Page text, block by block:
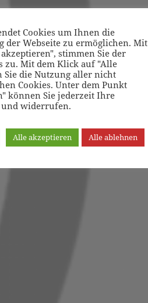
Cookies um Ihnen die
der Webseite zu ermöglichen. Mit
stimmen Sie der
zu. Mit dem Klick auf "Alle
Sie die Nutzung aller nicht
Cookies. Unter dem Punkt
können Sie jederzeit Ihre
widerrufen.
Alle akzeptieren Alle ablehnen